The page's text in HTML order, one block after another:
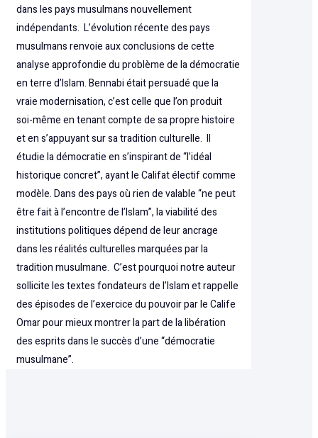
dans les pays musulmans nouvellement
indépendants. L’évolution récente des pays
musulmans renvoie aux conclusions de cette
analyse approfondie du problème de la démocratie
en terre d’Islam. Bennabi était persuadé que la
vraie modernisation, c’est celle que l’on produit
soi-même en tenant compte de sa propre histoire
et en s’appuyant sur sa tradition culturelle. Il
étudie la démocratie en s’inspirant de “l’idéal
historique concret”, ayant le Califat électif comme
modèle. Dans des pays où rien de valable “ne peut
être fait à l’encontre de l’Islam”, la viabilité des
institutions politiques dépend de leur ancrage
dans les réalités culturelles marquées par la
tradition musulmane. C’est pourquoi notre auteur
sollicite les textes fondateurs de l’Islam et rappelle
des épisodes de l’exercice du pouvoir par le Calife
Omar pour mieux montrer la part de la libération
des esprits dans le succès d’une “démocratie
musulmane”.